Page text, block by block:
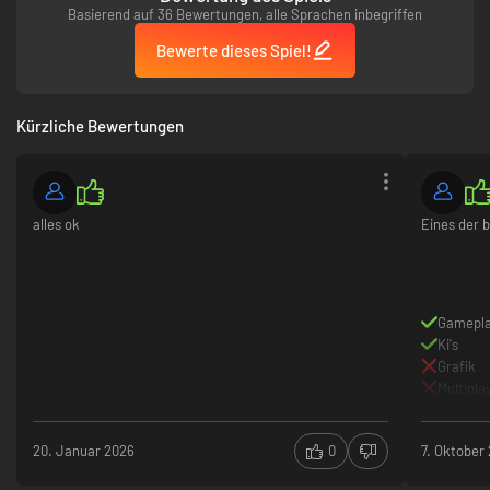
Basierend auf 36 Bewertungen, alle Sprachen inbegriffen
Bewerte dieses Spiel!
Kürzliche Bewertungen
alles ok
20. Januar 2026 0
Eines der
Ki's
Grafik
7. Oktober